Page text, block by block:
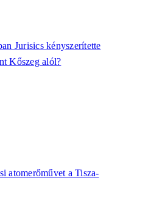
Jurisics kényszerítette
Kőszeg alól?
atomerőművet a Tisza-